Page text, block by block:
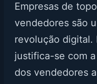
Empresas de
vendedores são
revolução digital.
justifica-se com
dos vendedores